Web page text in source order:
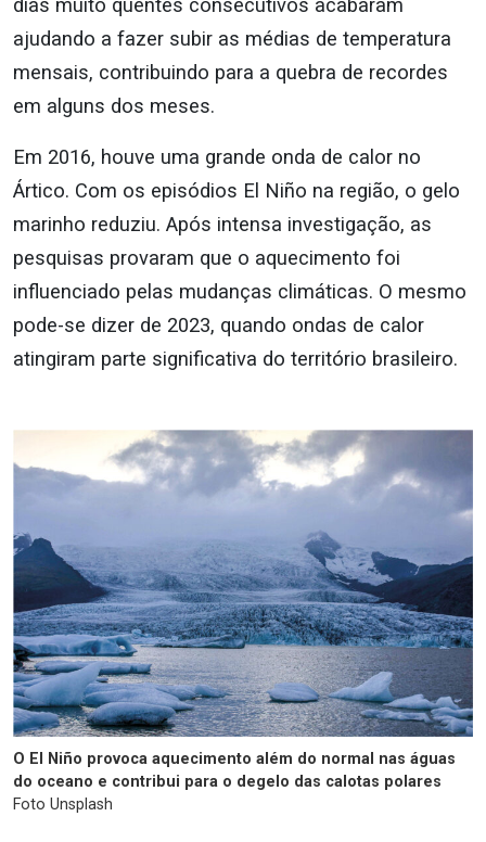
dias muito quentes consecutivos acabaram
ajudando a fazer subir as médias de temperatura
mensais, contribuindo para a quebra de recordes
em alguns dos meses.
Em 2016, houve uma grande onda de calor no
Ártico. Com os episódios El Niño na região, o gelo
marinho reduziu. Após intensa investigação, as
pesquisas provaram que o aquecimento foi
influenciado pelas mudanças climáticas. O mesmo
pode-se dizer de 2023, quando ondas de calor
atingiram parte significativa do território brasileiro.
O El Niño provoca aquecimento além do normal nas águas
do oceano e contribui para o degelo das calotas polares
Foto Unsplash